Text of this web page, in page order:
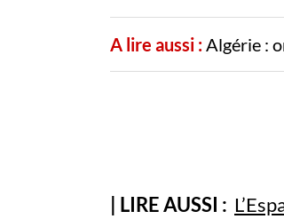
A lire aussi : Algérie :
| LIRE AUSSI :